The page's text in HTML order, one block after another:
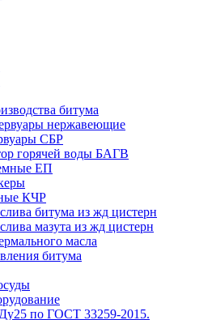
битума
нержавеющие
СБР
горячей воды БАГВ
ЕП
КЧР
битума из жд цистерн
мазута из жд цистерн
масла
битума
по ГОСТ 33259-2015.